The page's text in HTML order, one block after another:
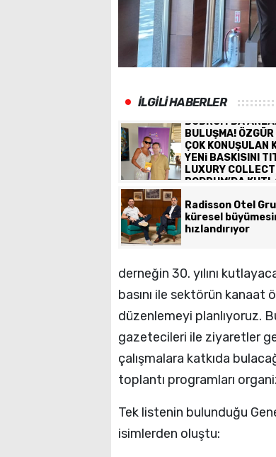
İLGİLİ HABERLER
BODRUM’DA
BULUŞMA! ÖZGÜR
ÇOK KONUŞULAN
YENi BASKISINI
LUXURY
BODRUM’DA
Radisson Otel
küresel
hızlandırıyor
derneğin 30. yılını
basını ile sektörün
düzenlemeyi planlıyoruz.
gazetecileri ile ziyaretler
çalışmalara katkıda
toplantı programları
Tek listenin bulunduğu
isimlerden oluştu: